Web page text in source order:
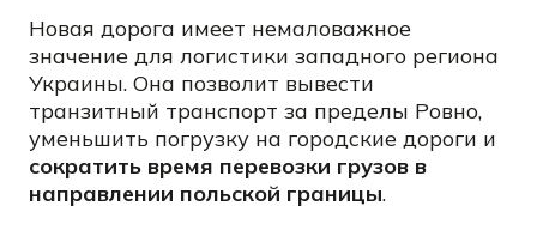
Новая дорога имеет немаловажное
значение для логистики западного региона
Украины. Она позволит вывести
транзитный транспорт за пределы Ровно,
уменьшить погрузку на городские дороги и
сократить время перевозки грузов в
направлении польской границы.